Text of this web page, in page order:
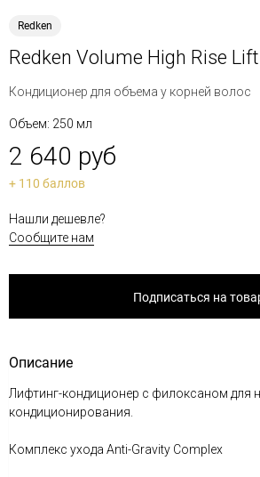
Redken
Redken Volume High Rise
Кондиционер для объема у корней волос
Объем: 250 мл
2 640 руб
+ 110 баллов
Нашли дешевле?
Сообщите нам
Подписаться на
Описание
Лифтинг-кондиционер с филоксаном для
кондиционирования.
Комплекс ухода Anti-Gravity Complex